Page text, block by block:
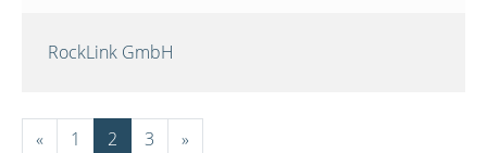
RockLink GmbH
« 1 2 3 »